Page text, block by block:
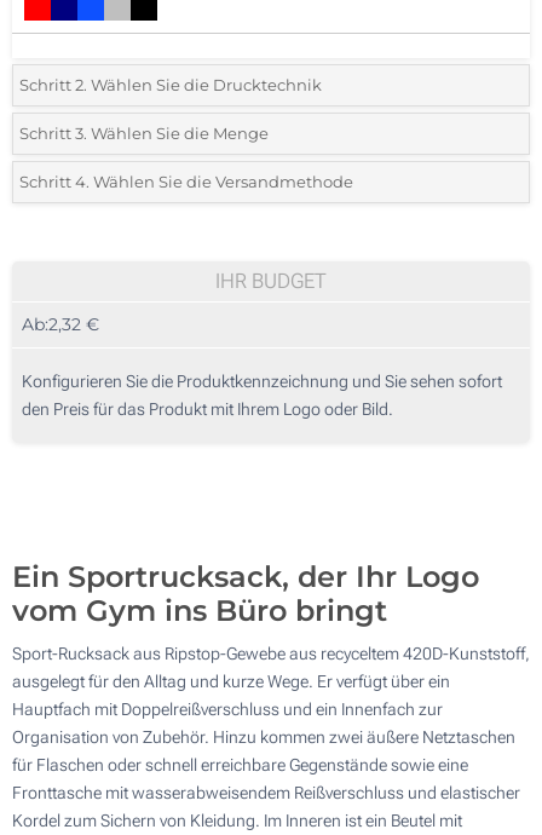
Schritt 2. Wählen Sie die Drucktechnik
*Wählen Sie die Druck- und Farbtechniken für Ihr Logo:
1 Farbig (Vorderseite)
Schritt 3. Wählen Sie die Menge
*Bitte wählen Sie Ihre gewünschte Menge
20
100
Schritt 4. Wählen Sie die Versandmethode
IHR BUDGET
Ab:2,32 €
Konfigurieren Sie die Produktkennzeichnung und Sie sehen sofort
den Preis für das Produkt mit Ihrem Logo oder Bild.
Ein Sportrucksack, der Ihr Logo
vom Gym ins Büro bringt
Sport-Rucksack aus Ripstop-Gewebe aus recyceltem 420D-Kunststoff,
ausgelegt für den Alltag und kurze Wege. Er verfügt über ein
Hauptfach mit Doppelreißverschluss und ein Innenfach zur
Organisation von Zubehör. Hinzu kommen zwei äußere Netztaschen
für Flaschen oder schnell erreichbare Gegenstände sowie eine
Fronttasche mit wasserabweisendem Reißverschluss und elastischer
Kordel zum Sichern von Kleidung. Im Inneren ist ein Beutel mit